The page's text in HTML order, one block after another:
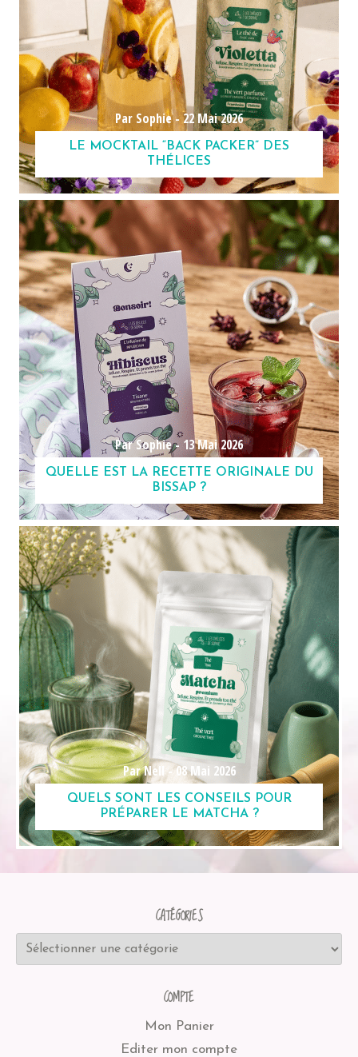
Par Sophie -22 Mai 2026
LE MOCKTAIL “BACK PACKER” DES
THÉLICES
Par Sophie -13 Mai 2026
QUELLE EST LA RECETTE ORIGINALE DU
BISSAP ?
Par Nell -08 Mai 2026
QUELS SONT LES CONSEILS POUR
PRÉPARER LE MATCHA ?
CATÉGORIES
COMPTE
Mon Panier
Editer mon compte